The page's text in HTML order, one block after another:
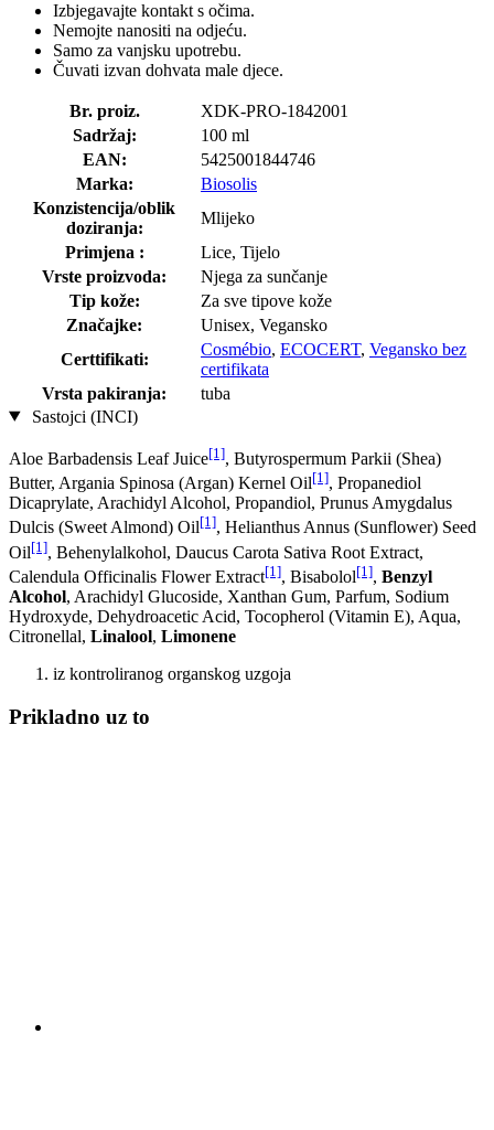
Izbjegavajte kontakt s očima.
Nemojte nanositi na odjeću.
Samo za vanjsku upotrebu.
Čuvati izvan dohvata male djece.
Br. proiz.
XDK-PRO-1842001
Sadržaj:
100 ml
EAN:
5425001844746
Marka:
Biosolis
Konzistencija/oblik
doziranja:
Mlijeko
Primjena :
Lice, Tijelo
Vrste proizvoda:
Njega za sunčanje
Tip kože:
Za sve tipove kože
Značajke:
Unisex, Vegansko
Certtifikati:
Cosmébio, ECOCERT, Vegansko bez
certifikata
Vrsta pakiranja:
tuba
Sastojci (INCI)
Aloe Barbadensis Leaf Juice[1], Butyrospermum Parkii (Shea)
Butter, Argania Spinosa (Argan) Kernel Oil[1], Propanediol
Dicaprylate, Arachidyl Alcohol, Propandiol, Prunus Amygdalus
Dulcis (Sweet Almond) Oil[1], Helianthus Annus (Sunflower) Seed
Oil[1], Behenylalkohol, Daucus Carota Sativa Root Extract,
Calendula Officinalis Flower Extract[1], Bisabolol[1], Benzyl
Alcohol, Arachidyl Glucoside, Xanthan Gum, Parfum, Sodium
Hydroxyde, Dehydroacetic Acid, Tocopherol (Vitamin E), Aqua,
Citronellal, Linalool, Limonene
iz kontroliranog organskog uzgoja
Prikladno uz to